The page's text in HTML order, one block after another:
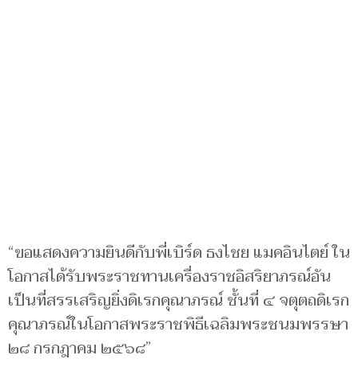
“ขอแสดงความยินดีกับพี่เบิร์ด ธงไชย แมคอินไตย์ ใน
โอกาสได้รับพระราชทานเครื่องราชอิสริยาภรณ์อัน
เป็นที่สรรเสริญยิ่งดิเรกคุณาภรณ์ ชั้นที่ ๔ จตุตถดิเรก
คุณาภรณ์ในโอกาสพระราชพิธีเฉลิมพระชนมพรรษา
๒๘ กรกฎาคม ๒๕๖๘”